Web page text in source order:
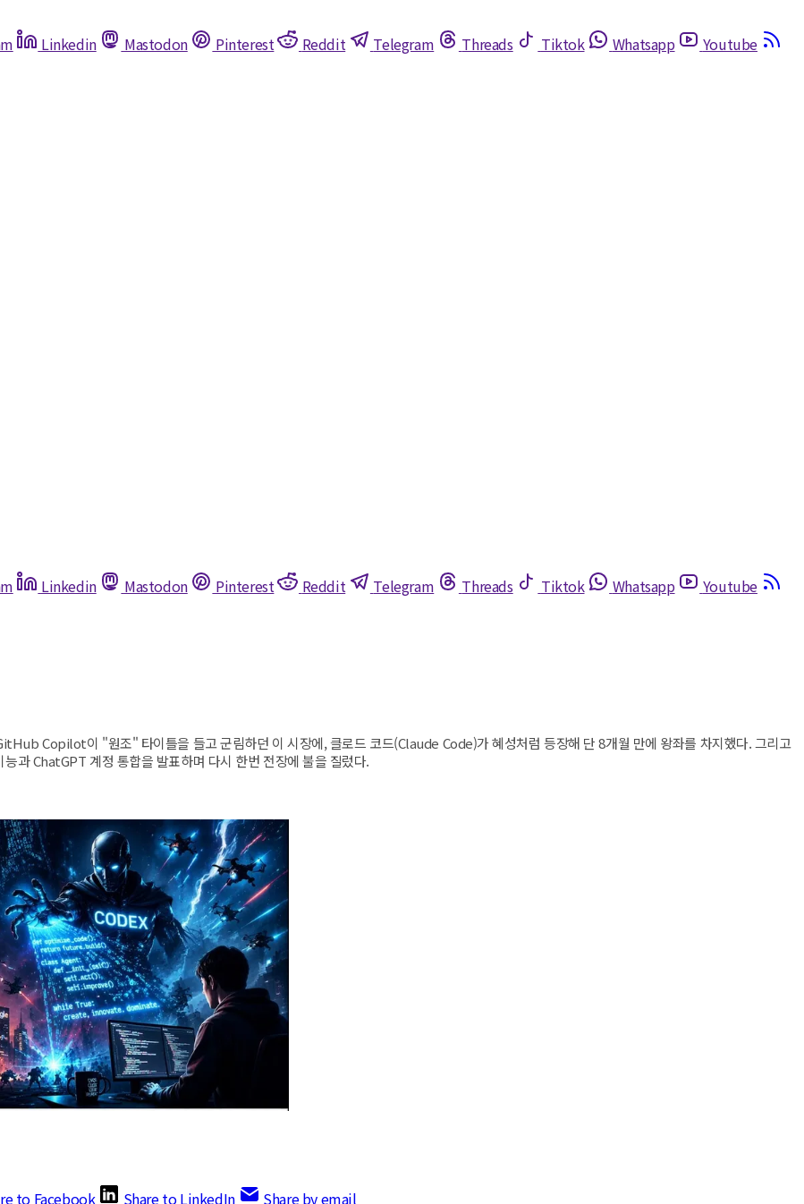
Linkedin Mastodon Pinterest Reddit Telegram Threads Tiktok Whatsapp
Youtube
Linkedin Mastodon Pinterest Reddit Telegram Threads Tiktok Whatsapp
Youtube
Copilot이 "원조" 타이틀을 들고 군림하던 이 시장에, 클로드 코드(Claude Code)가 혜성처럼 등장해 단 8개월 만에 왕좌를 차지했다. 그리고
과 ChatGPT 계정 통합을 발표하며 다시 한번 전장에 불을 질렀다.
to Facebook Share to LinkedIn Share by email